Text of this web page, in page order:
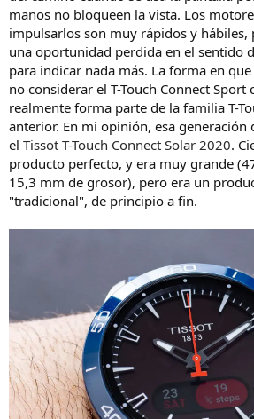
manos no bloqueen la vista. Los
impulsarlos son muy rápidos y hábiles,
una oportunidad perdida en el sentido
para indicar nada más. La forma en
no considerar el T-Touch Connect
realmente forma parte de la familia T-
anterior. En mi opinión, esa generación
el Tissot T-Touch Connect Solar 2020.
producto perfecto, y era muy grande
15,3 mm de grosor), pero era un
"tradicional", de principio a fin.